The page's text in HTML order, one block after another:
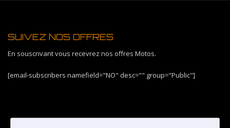
SUIVEZ NOS OFFRES
En souscrivant vous recevrez nos offres Motos.
[email-subscribers namefield="NO" desc="" group="Public"]